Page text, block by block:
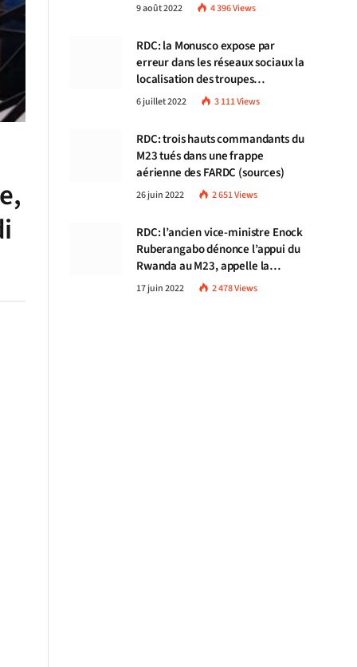
9 août 2022 4 396Views
RDC: la Monusco expose par
erreur dans les réseaux sociaux la
localisation des troupes
congolaises
6 juillet 2022 3 111Views
RDC: trois hauts commandants du
M23 tués dans une frappe
aérienne des FARDC (sources)
26 juin 2022 2 651Views
RDC: l’ancien vice-ministre Enock
Ruberangabo dénonce l’appui du
Rwanda au M23, appelle la
communauté internationale à
stopper Kigali
17 juin 2022 2 478Views